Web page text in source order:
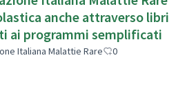
anche attraverso libri
ai programmi semplificati
Italiana Malattie Rare 0